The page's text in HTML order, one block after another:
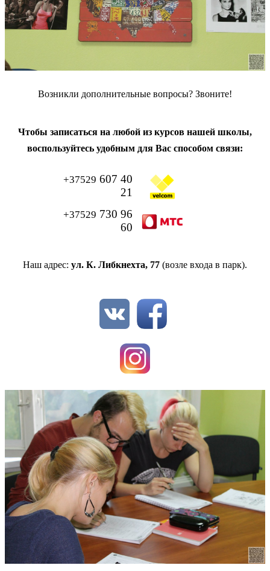
Возникли дополнительные вопросы? Звоните!
Чтобы записаться на любой из курсов нашей школы,
воспользуйтесь удобным для Вас способом связи:
+37529 607 40
21
+37529 730 96
60
Наш адрес: ул. К. Либкнехта, 77 (возле входа в парк).